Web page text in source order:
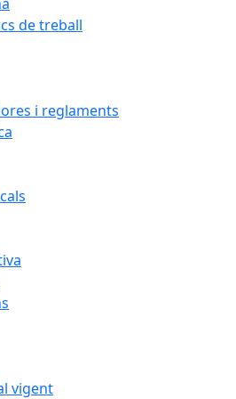
de treball
i reglaments
vigent